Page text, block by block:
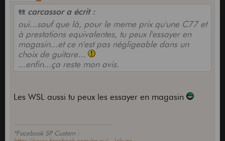
carcassor a écrit :
oui...sauf que là, pour le meme prix qu'une C77 et
à prestations equivalentes, tu peux l'essayer en
magasin...et ce n'est pas négligeable dans un
choix de guitare...
...enfin...ça reste mon avis.
Les WSL aussi tu peux les essayer en magasin
*Facebook SP Custom :